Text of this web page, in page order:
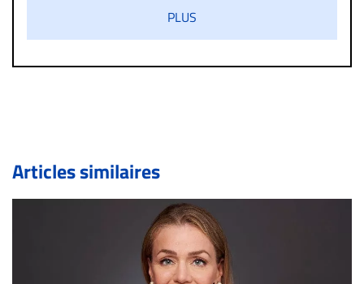
diffamatoire. Si malgré cette politique de modération,
un commentaire publié sur le site vous dérange, prenez
immédiatement contact par courriel (info@droit-
de validation, un droit de réponse.
Bien à vous,
La Rédaction de Droit-inc.com
PLUS
Articles similaires